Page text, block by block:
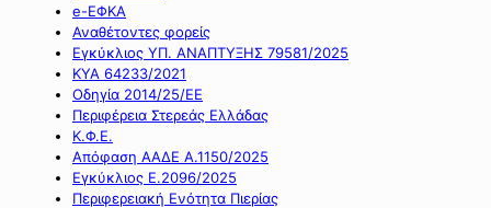
e-ΕΦΚΑ
Αναθέτοντες φορείς
Εγκύκλιος ΥΠ. ΑΝΑΠΤΥΞΗΣ 79581/2025
ΚΥΑ 64233/2021
Οδηγία 2014/25/ΕΕ
Περιφέρεια Στερεάς Ελλάδας
Κ.Φ.Ε.
Απόφαση ΑΑΔΕ Α.1150/2025
Εγκύκλιος Ε.2096/2025
Περιφερειακή Ενότητα Πιερίας